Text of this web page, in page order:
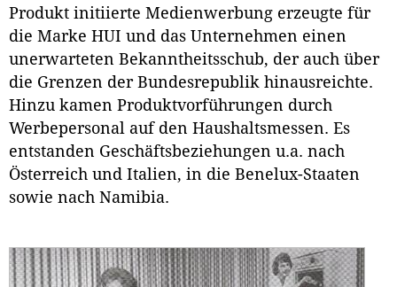
Produkt initiierte Medienwerbung erzeugte für
die Marke HUI und das Unternehmen einen
unerwarteten Bekanntheitsschub, der auch über
die Grenzen der Bundesrepublik hinausreichte.
Hinzu kamen Produktvorführungen durch
Werbepersonal auf den Haushaltsmessen. Es
entstanden Geschäftsbeziehungen u.a. nach
Österreich und Italien, in die Benelux-Staaten
sowie nach Namibia.